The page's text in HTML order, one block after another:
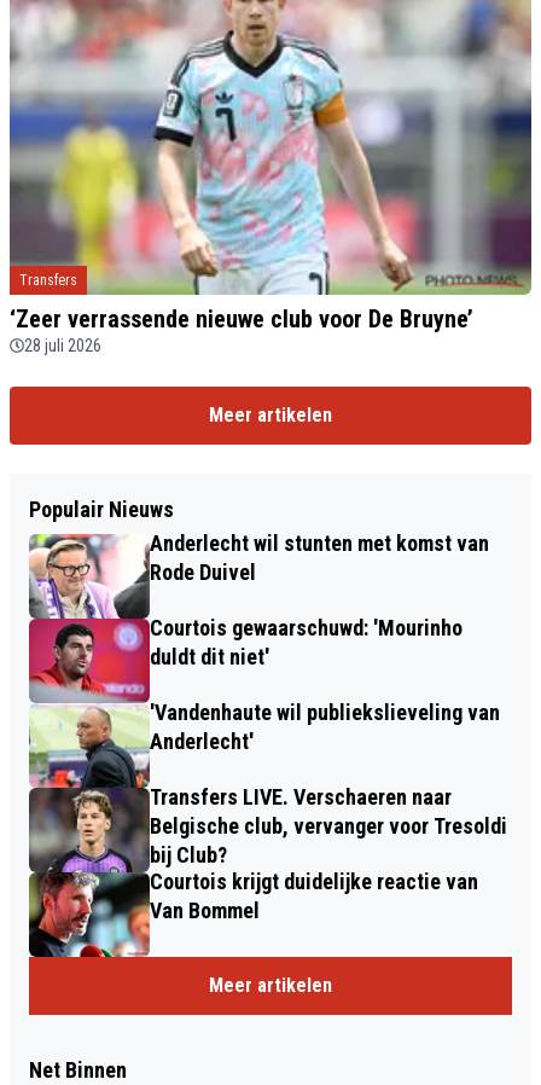
Transfers
‘Zeer verrassende nieuwe club voor De Bruyne’
28 juli 2026
Meer artikelen
Populair Nieuws
Anderlecht wil stunten met komst van
Rode Duivel
Courtois gewaarschuwd: 'Mourinho
duldt dit niet'
'Vandenhaute wil publiekslieveling van
Anderlecht'
Transfers LIVE. Verschaeren naar
Belgische club, vervanger voor Tresoldi
bij Club?
Courtois krijgt duidelijke reactie van
Van Bommel
Meer artikelen
Net Binnen